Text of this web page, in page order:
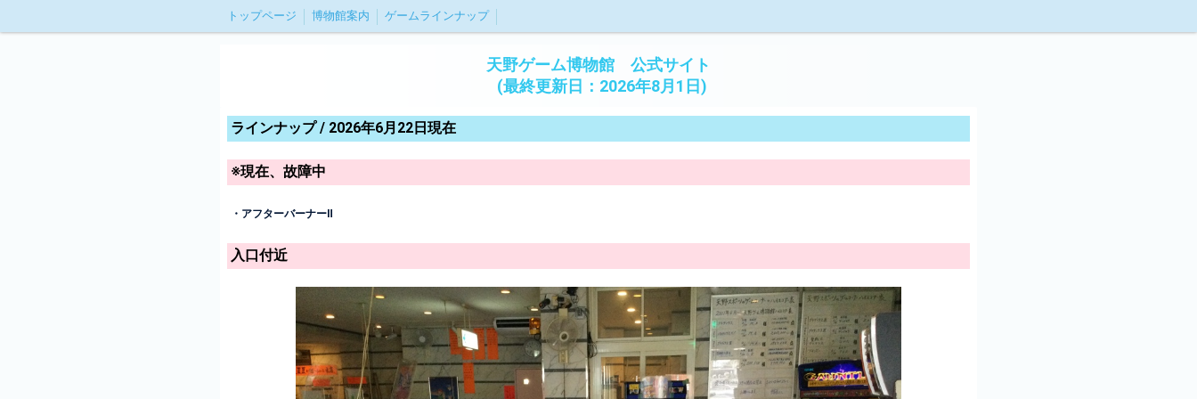
トップページ 博物館案内 ゲームラインナップ
天野ゲーム博物館 公式サイト
(最終更新日：2026年8月1日)
ラインナップ / 2026年6月22日現在
※現在、故障中
・アフターバーナーⅡ
入口付近